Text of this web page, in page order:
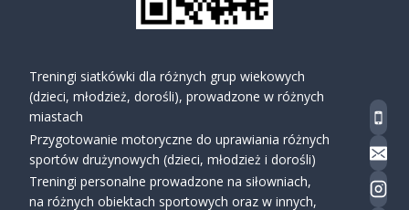
Treningi siatkówki dla różnych grup wiekowych
(dzieci, młodzież, dorośli), prowadzone w różnych
miastach
Przygotowanie motoryczne do uprawiania różnych
sportów drużynowych (dzieci, młodzież i dorośli)
Treningi personalne prowadzone na siłowniach,
na różnych obiektach sportowych oraz w innych,